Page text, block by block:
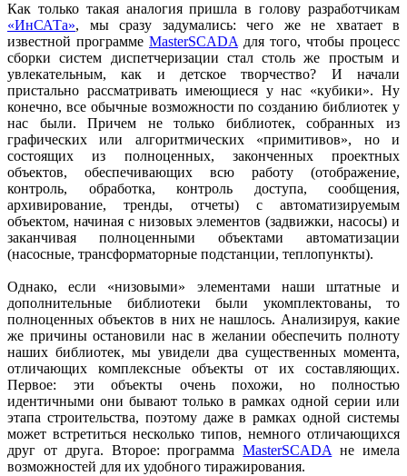
Как только такая аналогия пришла в голову разработчикам
«ИнСАТа», мы сразу задумались: чего же не хватает в
известной программе MasterSCADA для того, чтобы процесс
сборки систем диспетчеризации стал столь же простым и
увлекательным, как и детское творчество? И начали
пристально рассматривать имеющиеся у нас «кубики». Ну
конечно, все обычные возможности по созданию библиотек у
нас были. Причем не только библиотек, собранных из
графических или алгоритмических «примитивов», но и
состоящих из полноценных, законченных проектных
объектов, обеспечивающих всю работу (отображение,
контроль, обработка, контроль доступа, сообщения,
архивирование, тренды, отчеты) с автоматизируемым
объектом, начиная с низовых элементов (задвижки, насосы) и
заканчивая полноценными объектами автоматизации
(насосные, трансформаторные подстанции, теплопункты).
Однако, если «низовыми» элементами наши штатные и
дополнительные библиотеки были укомплектованы, то
полноценных объектов в них не нашлось. Анализируя, какие
же причины остановили нас в желании обеспечить полноту
наших библиотек, мы увидели два существенных момента,
отличающих комплексные объекты от их составляющих.
Первое: эти объекты очень похожи, но полностью
идентичными они бывают только в рамках одной серии или
этапа строительства, поэтому даже в рамках одной системы
может встретиться несколько типов, немного отличающихся
друг от друга. Второе: программаMasterSCADA не имела
возможностей для их удобного тиражирования.